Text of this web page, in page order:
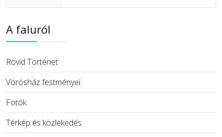
A faluról
Rövid Történet
Vörösház festményei
Fotók
Térkép és közlekedés